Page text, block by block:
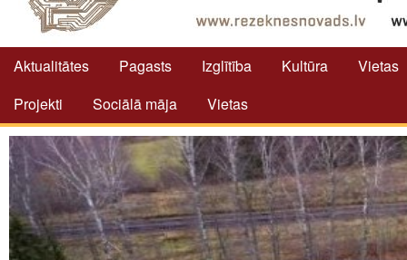
Aktualitātes Pagasts Izglītība Kultūra
Vietas
Projekti
Sociālā māja Vietas